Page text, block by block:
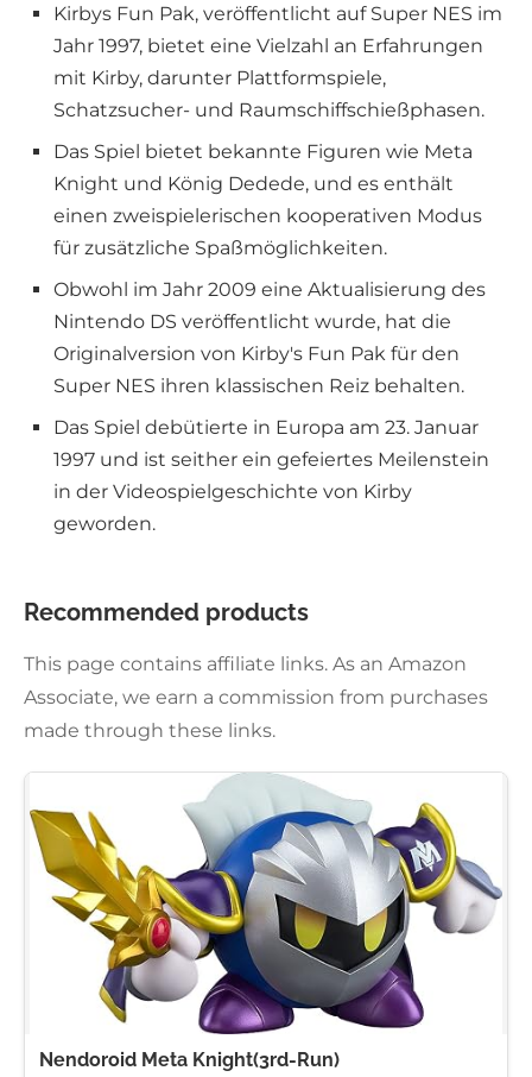
Kirbys Fun Pak, veröffentlicht auf Super NES im
Jahr 1997, bietet eine Vielzahl an Erfahrungen
mit Kirby, darunter Plattformspiele,
Schatzsucher- und Raumschiffschießphasen.
Das Spiel bietet bekannte Figuren wie Meta
Knight und König Dedede, und es enthält
einen zweispielerischen kooperativen Modus
für zusätzliche Spaßmöglichkeiten.
Obwohl im Jahr 2009 eine Aktualisierung des
Nintendo DS veröffentlicht wurde, hat die
Originalversion von Kirby's Fun Pak für den
Super NES ihren klassischen Reiz behalten.
Das Spiel debütierte in Europa am 23. Januar
1997 und ist seither ein gefeiertes Meilenstein
in der Videospielgeschichte von Kirby
geworden.
Recommended products
This page contains affiliate links. As an Amazon
Associate, we earn a commission from purchases
made through these links.
Nendoroid Meta Knight(3rd-Run)